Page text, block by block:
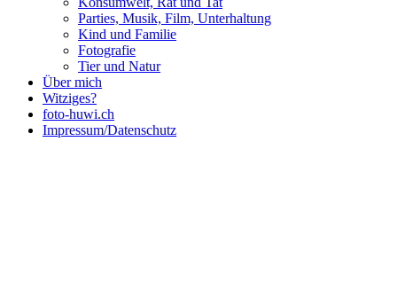
Parties, Musik, Film, Unterhaltung
Kind und Familie
Fotografie
Tier und Natur
Über mich
Witziges?
foto-huwi.ch
Impressum/Datenschutz